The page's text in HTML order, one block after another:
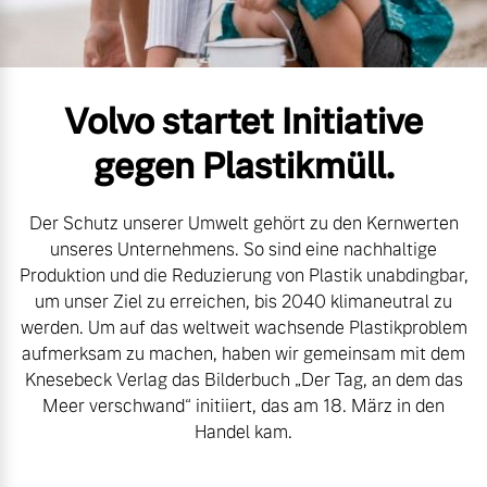
Mild-Hybrid
Geschäftskunden
Editionsmodelle
Konnektivität
Volvo Gebrauchtwagenbörse
Volvo kauft Ihr Auto
Aktuelle Zubehörangebote
Zubehörkatalog
Aktuelle Serviceangebote
Service by Volvo
Kontakt und Anfahrt
Volvo startet Initiative
gegen Plastikmüll.
Der Schutz unserer Umwelt gehört zu den Kernwerten
unseres Unternehmens. So sind eine nachhaltige
Produktion und die Reduzierung von Plastik unabdingbar,
um unser Ziel zu erreichen, bis 2040 klimaneutral zu
werden. Um auf das weltweit wachsende Plastikproblem
aufmerksam zu machen, haben wir gemeinsam mit dem
Knesebeck Verlag das Bilderbuch „Der Tag, an dem das
Meer verschwand“ initiiert, das am 18. März in den
Handel kam.